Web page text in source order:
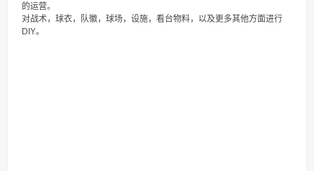
的运营。
对战术，球衣，队徽，球场，设施，看台物料，以及更多其他方面进行
DIY。